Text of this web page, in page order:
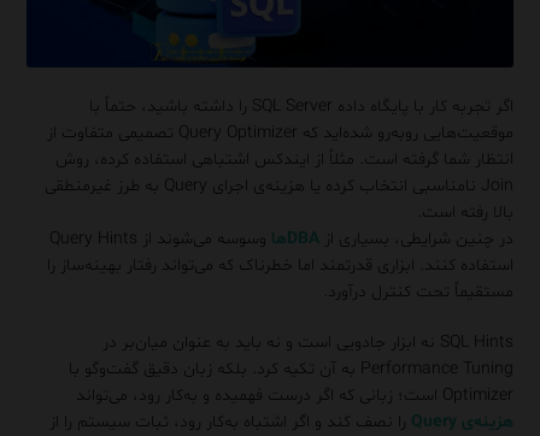
اگر تجربه‌ کار با پایگاه داده‌ SQL Server را داشته باشید، حتماً با
موقعیت‌هایی روبه‌رو شده‌اید که Query Optimizer تصمیمی متفاوت از
انتظار شما گرفته است. مثلاً از ایندکس اشتباهی استفاده کرده، روش
Join نامناسبی انتخاب کرده یا هزینه‌ی اجرای Query به طرز غیرمنطقی
بالا رفته است.
در چنین شرایطی، بسیاری ازDBAها
وسوسه می‌شوند از Query Hints
استفاده کنند. ابزاری قدرتمند اما خطرناک که می‌تواند رفتار بهینه‌ساز را
مستقیماً تحت کنترل درآورد.
SQL Hints نه ابزار جادویی است و نه باید به عنوان میان‌بر در
Performance Tuning به آن تکیه کرد. بلکه زبان دقیق گفت‌وگو با
Optimizer است؛ زبانی که اگر درست فهمیده و به‌کار رود، می‌تواند
هزینه‌ی Query
را نصف کند و اگر اشتباه به‌کار رود، ثبات سیستم را از